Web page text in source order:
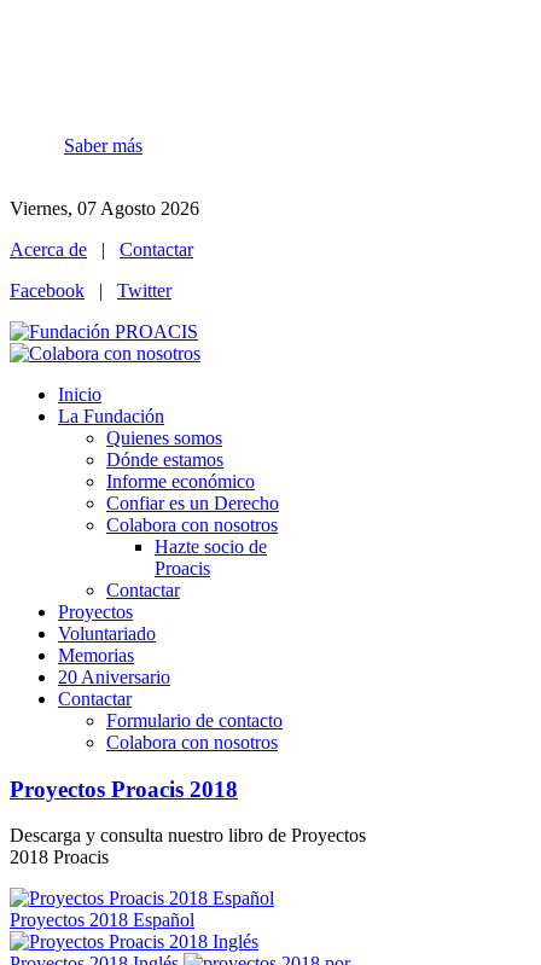
Saber más
Viernes, 07 Agosto 2026
Acerca de | Contactar
Facebook | Twitter
Inicio
La Fundación
Quienes somos
Dónde estamos
Informe económico
Confiar es un Derecho
Colabora con nosotros
Hazte socio de
Proacis
Contactar
Proyectos
Voluntariado
Memorias
20 Aniversario
Contactar
Formulario de contacto
Colabora con nosotros
Proyectos Proacis 2018
Descarga y consulta nuestro libro de Proyectos
2018 Proacis
Proyectos 2018 Español